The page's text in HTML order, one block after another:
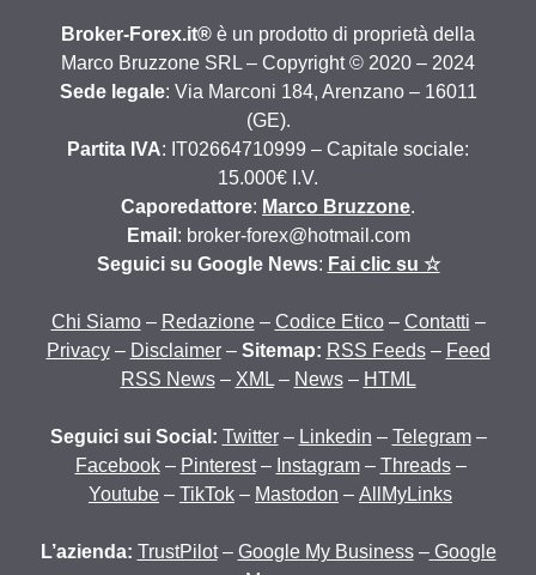
Broker-Forex.it® è un prodotto di proprietà della
Marco Bruzzone SRL – Copyright © 2020 – 2024
Sede legale: Via Marconi 184, Arenzano – 16011
(GE).
Partita IVA: IT02664710999 – Capitale sociale:
15.000€ I.V.
Caporedattore: Marco Bruzzone.
Email : broker-forex@hotmail.com
Seguici su Google News: Fai clic su ☆
Chi Siamo– Redazione– Codice Etico– Contatti –
Privacy– Disclaimer– Sitemap: RSS Feeds– Feed
RSS News– XML– News– HTML
Seguici sui Social: Twitter– Linkedin – Telegram–
Facebook– Pinterest– Instagram– Threads–
Youtube – TikTok – Mastodon – AllMyLinks
L’azienda: TrustPilot– Google My Business– Google